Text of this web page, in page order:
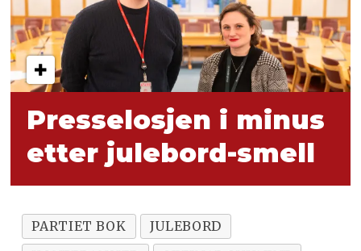
Presselosjen i minus
etter julebord-smell
PARTIET BOK
JULEBORD